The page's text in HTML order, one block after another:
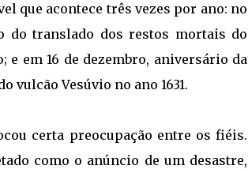
que acontece três vezes por ano: no
do translado dos restos mortais do
e em 16 de dezembro, aniversário da
vulcão Vesúvio no ano 1631.
certa preocupação entre os fiéis.
como o anúncio de um desastre,